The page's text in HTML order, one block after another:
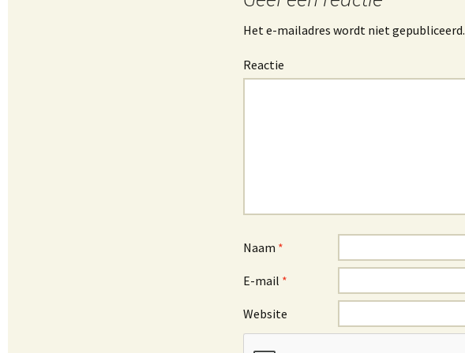
Het e-mailadres wordt niet gepubliceerd.
Reactie
Naam *
E-mail *
Website